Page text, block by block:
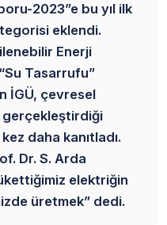
2023”e bu yıl ilk
eklendi.
Enerji
Tasarrufu”
İGÜ, çevresel
gerçekleştirdiği
daha kanıtladı.
Dr. S. Arda
elektriğin
üretmek” dedi.